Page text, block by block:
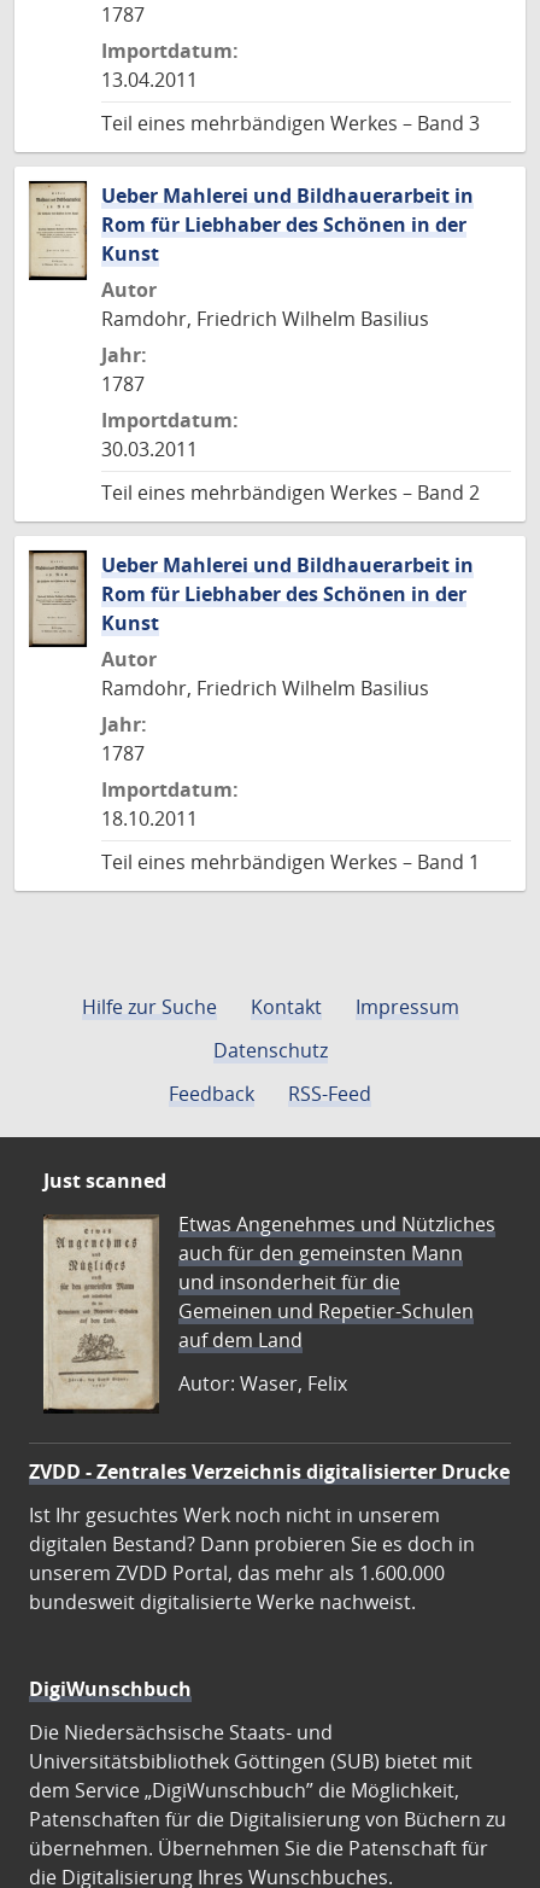
1787
Importdatum:
13.04.2011
Teil eines mehrbändigen Werkes – Band 3
Ueber Mahlerei und Bildhauerarbeit in
Rom für Liebhaber des Schönen in der
Kunst
Autor
Ramdohr, Friedrich Wilhelm Basilius
Jahr:
1787
Importdatum:
30.03.2011
Teil eines mehrbändigen Werkes – Band 2
Ueber Mahlerei und Bildhauerarbeit in
Rom für Liebhaber des Schönen in der
Kunst
Autor
Ramdohr, Friedrich Wilhelm Basilius
Jahr:
1787
Importdatum:
18.10.2011
Teil eines mehrbändigen Werkes – Band 1
Hilfe zur Suche Kontakt
Impressum
Datenschutz
Feedback
RSS-Feed
Just scanned
Etwas Angenehmes und Nützliches
auch für den gemeinsten Mann
und insonderheit für die
Gemeinen und Repetier-Schulen
auf dem Land
Autor: Waser, Felix
ZVDD - Zentrales Verzeichnis digitalisierter Drucke
Ist Ihr gesuchtes Werk noch nicht in unserem
digitalen Bestand? Dann probieren Sie es doch in
unserem ZVDD Portal, das mehr als 1.600.000
bundesweit digitalisierte Werke nachweist.
DigiWunschbuch
Die Niedersächsische Staats- und
Universitätsbibliothek Göttingen (SUB) bietet mit
dem Service „DigiWunschbuch” die Möglichkeit,
Patenschaften für die Digitalisierung von Büchern zu
übernehmen. Übernehmen Sie die Patenschaft für
die Digitalisierung Ihres Wunschbuches.